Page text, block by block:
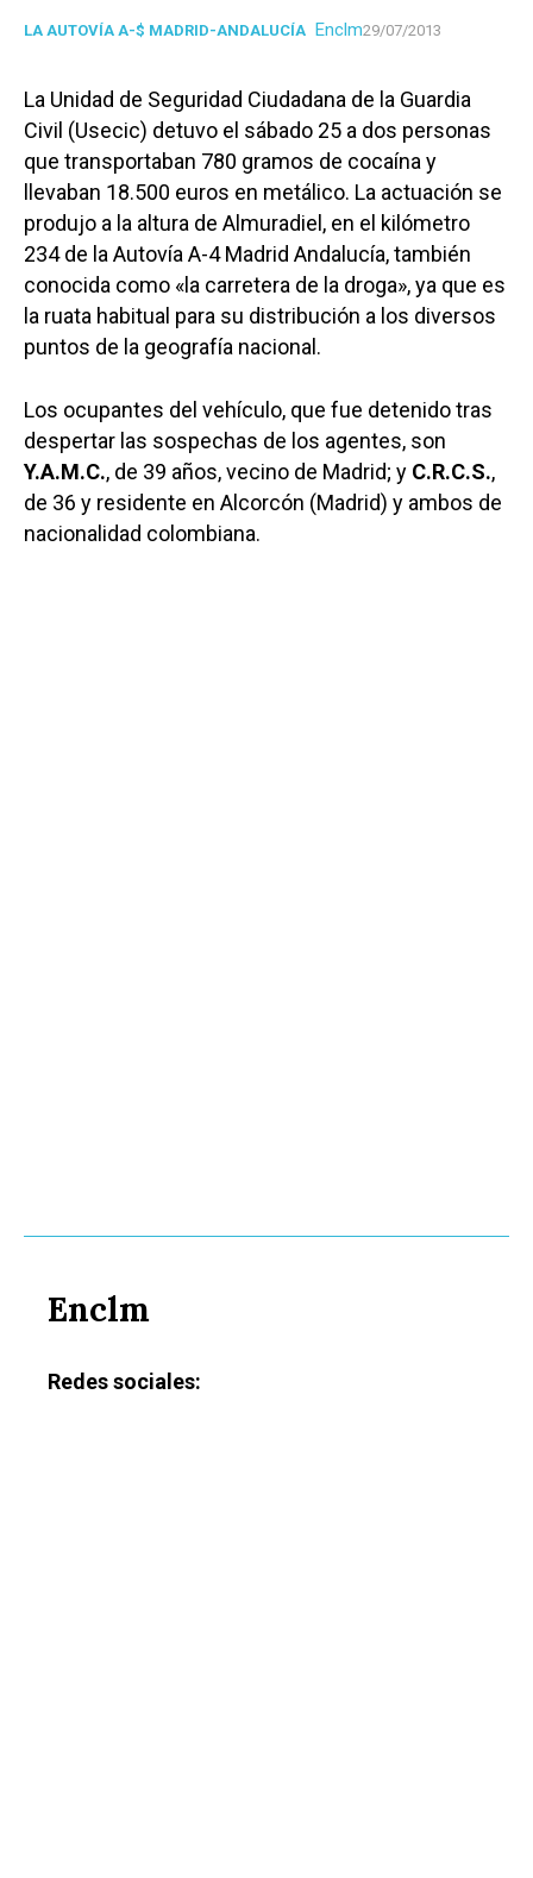
LA AUTOVÍA A-$ MADRID-ANDALUCÍA Enclm29/07/2013
La Unidad de Seguridad Ciudadana de la Guardia
Civil (Usecic) detuvo el sábado 25 a dos personas
que transportaban 780 gramos de cocaína y
llevaban 18.500 euros en metálico. La actuación se
produjo a la altura de Almuradiel, en el kilómetro
234 de la Autovía A-4 Madrid Andalucía, también
conocida como «la carretera de la droga», ya que es
la ruata habitual para su distribución a los diversos
puntos de la geografía nacional.
Los ocupantes del vehículo, que fue detenido tras
despertar las sospechas de los agentes, son
Y.A.M.C., de 39 años, vecino de Madrid; y C.R.C.S.,
de 36 y residente en Alcorcón (Madrid) y ambos de
nacionalidad colombiana.
Enclm
Redes sociales: